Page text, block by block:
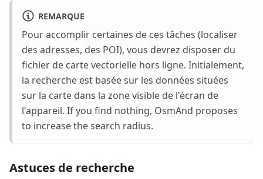
REMARQUE
Pour accomplir certaines de ces tâches (localiser
des adresses, des POI), vous devrez disposer du
fichier de carte vectorielle hors ligne. Initialement,
la recherche est basée sur les données situées
sur la carte dans la zone visible de l'écran de
l'appareil. If you find nothing, OsmAnd proposes
to increase the search radius.
Astuces de recherche